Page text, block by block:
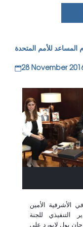
المساعد للأمم المتحدة
28 November
في الأشرفية الأمين
التنفيذي للجنة
جان بول لابورد على